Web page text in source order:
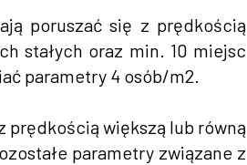
poruszać się z prędkością
stałych oraz min. 10 miejsc
parametry 4 osób/m2.
prędkością większą lub równą
parametry związane z